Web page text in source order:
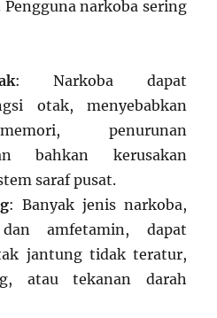
narkoba sering
: Narkoba dapat
otak, menyebabkan
penurunan
bahkan kerusakan
saraf pusat.
: Banyak jenis narkoba,
amfetamin, dapat
jantung tidak teratur,
atau tekanan darah